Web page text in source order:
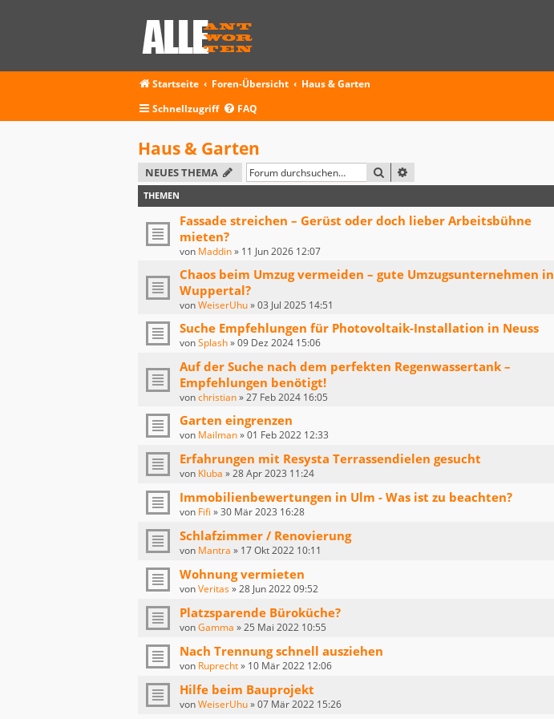
Startseite Foren-Übersicht
Haus & Garten
Schnellzugriff
FAQ
Haus & Garten
NEUES THEMA SUCHE
THEMEN
Fassade streichen – Gerüst oder doch lieber Arbeitsbühne
mieten?
von Maddin» 11 Jun 2026 12:07
Chaos beim Umzug vermeiden – gute Umzugsunternehmen in
Wuppertal?
vonWeiserUhu»03 Jul 2025 14:51
Suche Empfehlungen für Photovoltaik-Installation in Neuss
vonSplash»09 Dez 2024 15:06
Auf der Suche nach dem perfekten Regenwassertank –
Empfehlungen benötigt!
vonchristian»27 Feb 2024 16:05
Garten eingrenzen
von Mailman»01 Feb 2022 12:33
Erfahrungen mit Resysta Terrassendielen gesucht
von Kluba »28 Apr 2023 11:24
Immobilienbewertungen in Ulm - Was ist zu beachten?
von Fifi »30 Mär 2023 16:28
Schlafzimmer / Renovierung
von Mantra » 17 Okt 2022 10:11
Wohnung vermieten
vonVeritas»28 Jun 2022 09:52
Platzsparende Büroküche?
vonGamma »25 Mai 2022 10:55
Nach Trennung schnell ausziehen
von Ruprecht» 10 Mär 2022 12:06
Hilfe beim Bauprojekt
vonWeiserUhu»07 Mär 2022 15:26